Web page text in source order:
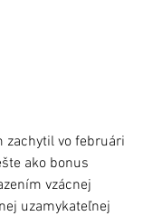
zachytil vo februári
ako bonus
vzácnej
uzamykateľnej